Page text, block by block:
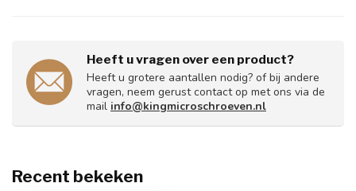
Heeft u vragen over een product?
Heeft u grotere aantallen nodig? of bij andere
vragen, neem gerust contact op met ons via de
mail info@kingmicroschroeven.nl
Recent bekeken